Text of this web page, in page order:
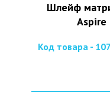
Шлейф
Aspire
Код товара -